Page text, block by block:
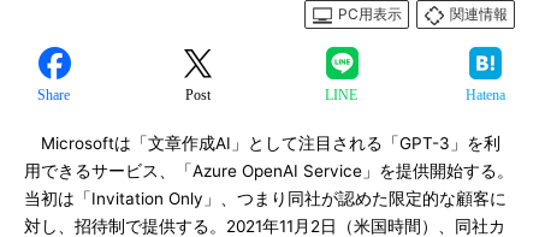
PC用表示
関連情報
Share Post LINE Hatena
Microsoftは「文章作成AI」として注目される「GPT-3」を利
用できるサービス、「Azure OpenAI Service」を提供開始する。
当初は「Invitation Only」、つまり同社が認めた限定的な顧客に
対し、招待制で提供する。2021年11月2日（米国時間）、同社カ